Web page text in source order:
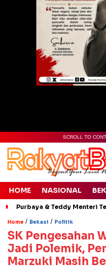
SCROLL TO
HOME NASIONAL
Purbaya & Teddy Menteri
Home / Bekasi / Politik
SK Pengesahan
Jadi Polemik,
Marzuki Masih